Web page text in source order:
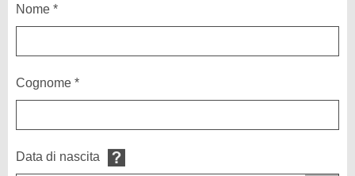
Nome *
Cognome *
Data di nascita